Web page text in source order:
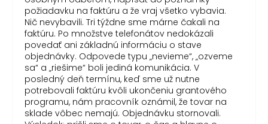
požiadavku na faktúru a že vraj všetko vybavia.
Nič nevybavili. Tri týždne sme márne čakali na
faktúru. Po množstve telefonátov nedokázali
povedať ani základnú informáciu o stave
objednávky. Odpovede typu „nevieme“, „ozveme
sa“ a „riešime“ boli jediná komunikácia. V
posledný deň termínu, keď sme už nutne
potrebovali faktúru kvôli ukončeniu grantového
programu, nám pracovník oznámil, že tovar na
sklade vôbec nemajú. Objednávku stornovali.